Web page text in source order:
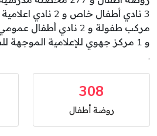
.
308
روضة أطفال